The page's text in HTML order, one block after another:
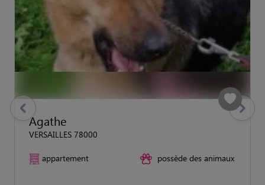
Agathe
VERSAILLES 78000
appartement possède des animaux
previous Suivant